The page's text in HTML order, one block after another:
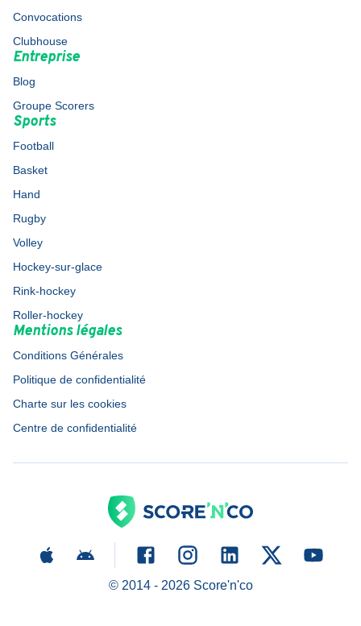
Convocations
Clubhouse
Entreprise
Blog
Groupe Scorers
Sports
Football
Basket
Hand
Rugby
Volley
Hockey-sur-glace
Rink-hockey
Roller-hockey
Mentions légales
Conditions Générales
Politique de confidentialité
Charte sur les cookies
Centre de confidentialité
© 2014 - 2026Score'n'co